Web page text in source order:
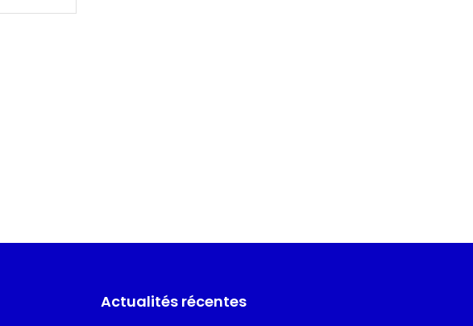
Actualités récentes